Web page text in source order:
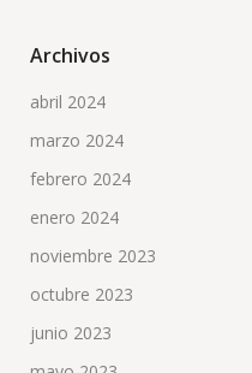
Archivos
abril 2024
marzo 2024
febrero 2024
enero 2024
noviembre 2023
octubre 2023
junio 2023